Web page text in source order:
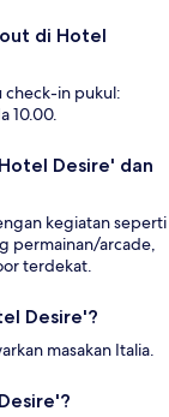
di Hotel
check-in pukul:
10.00.
Desire' dan
kegiatan seperti
permainan/arcade,
terdekat.
Desire'?
masakan Italia.